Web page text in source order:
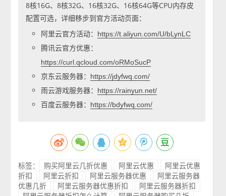
8核16G、8核32G、16核32G、16核64G等CPU内存皮
配置可选，详细移步到官方活动页面：
阿里云官方活动：
https://t.aliyun.com/U/bLynLC
腾讯云官方优惠：
https://curl.qcloud.com/oRMoSucP
京东云服务器： https://jdyfwq.com/
雨云游戏服务器： https://rainyun.net/
百度云服务器： https://bdyfwq.com/
标签： 购买阿里云几折优惠 阿里云优惠
阿里云优惠
折扣
阿里云折扣 阿里云服务器优惠
阿里云服务器
优惠几折
阿里云服务器优惠折扣
阿里云服务器折扣